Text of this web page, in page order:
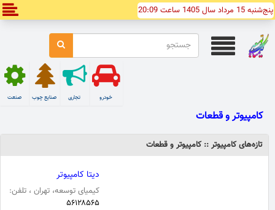
پنج‌شنبه 15 مرداد سال 1405 ساعت 20:09
صنعت صنایع چوب تجاری خودرو
کامپیوتر و قطعات
تازه‌های کامپیوتر :: کامپیوتر و قطعات
دیتا کامپیوتر
کیمیای توسعه، تهران ، تلفن:
۵۶۱۲۸۵۶۵